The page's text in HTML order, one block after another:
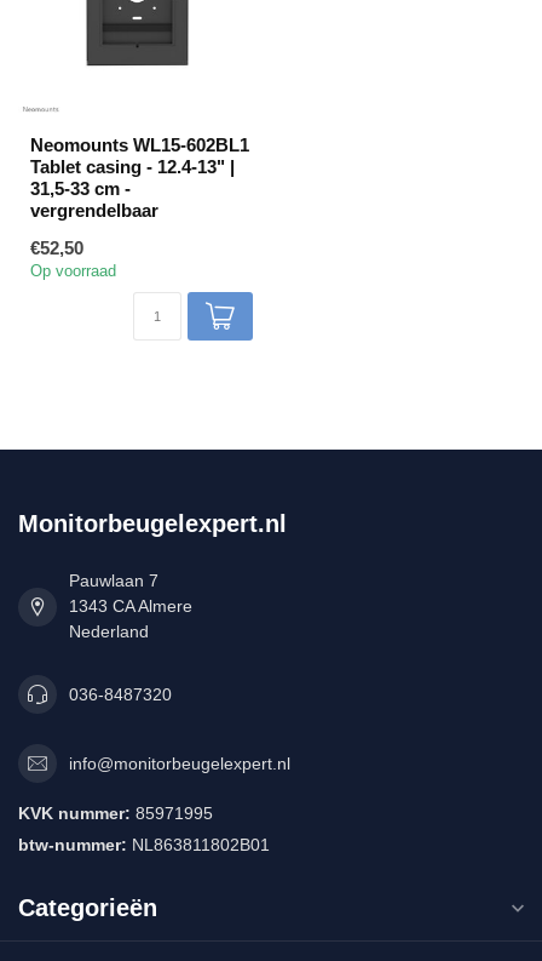
Neomounts WL15-602BL1
Tablet casing - 12.4-13" |
31,5-33 cm -
vergrendelbaar
€52,50
Op voorraad
Monitorbeugelexpert.nl
Pauwlaan 7
1343 CA Almere
Nederland
036-8487320
info@monitorbeugelexpert.nl
KVK nummer: 85971995
btw-nummer: NL863811802B01
Categorieën